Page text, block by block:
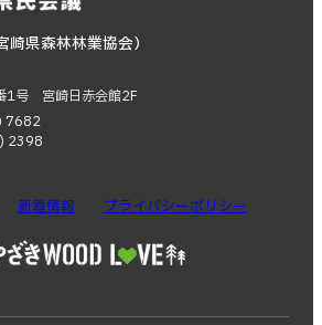
県森林林業協会）
1号 宮崎日赤会館2F
7682
2398
新着情報 プライバシーポリシー